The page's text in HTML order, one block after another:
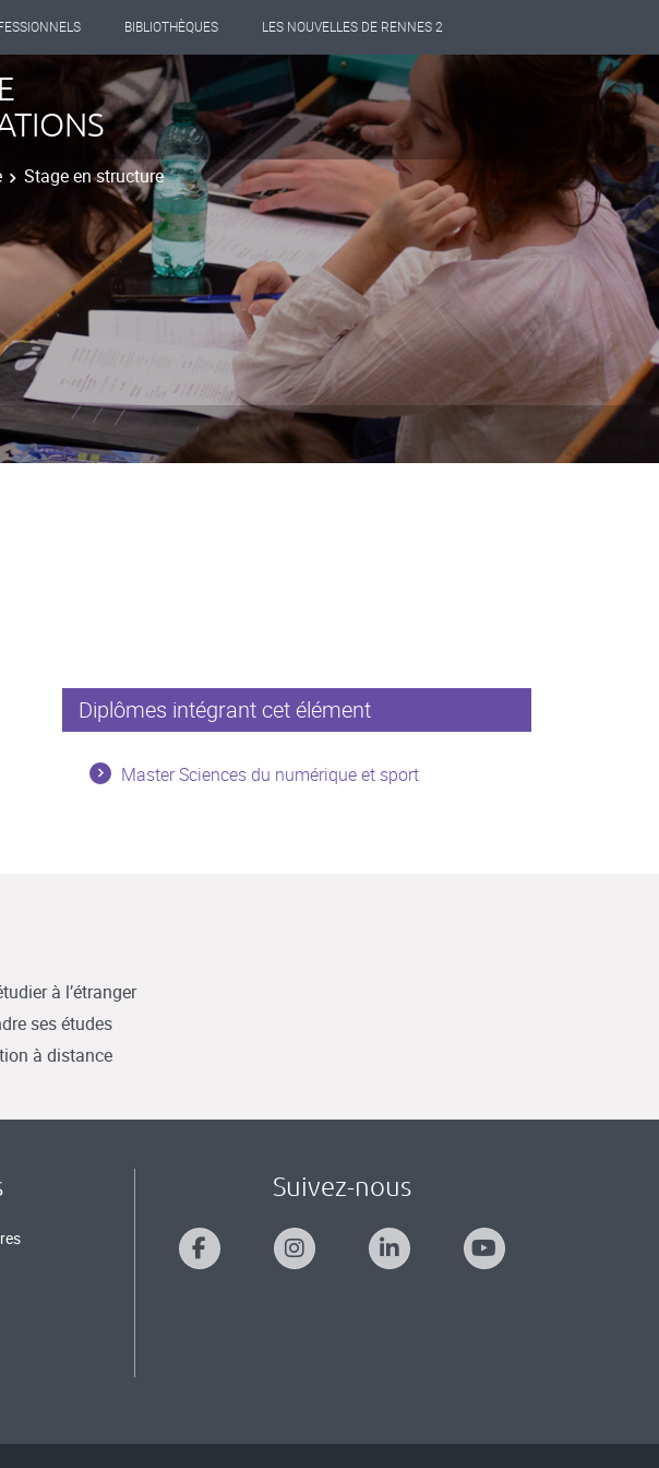
BIBLIOTHÈQUES LES NOUVELLES DE RENNES 2
Stage en structure
Diplômes intégrant cet élément
Master Sciences du numérique et sport
à l’étranger
ses études
à distance
Suivez-nous